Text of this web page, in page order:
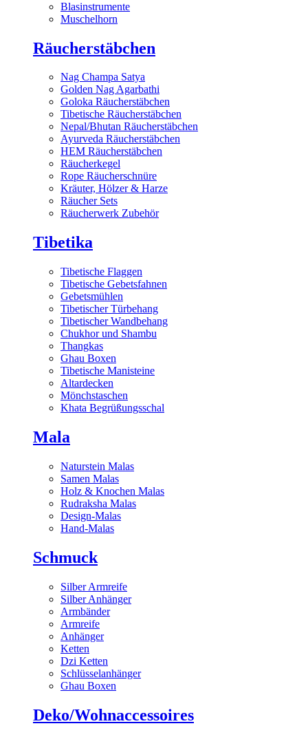
Blasinstrumente
Muschelhorn
Räucherstäbchen
Nag Champa Satya
Golden Nag Agarbathi
Goloka Räucherstäbchen
Tibetische Räucherstäbchen
Nepal/Bhutan Räucherstäbchen
Ayurveda Räucherstäbchen
HEM Räucherstäbchen
Räucherkegel
Rope Räucherschnüre
Kräuter, Hölzer & Harze
Räucher Sets
Räucherwerk Zubehör
Tibetika
Tibetische Flaggen
Tibetische Gebetsfahnen
Gebetsmühlen
Tibetischer Türbehang
Tibetischer Wandbehang
Chukhor und Shambu
Thangkas
Ghau Boxen
Tibetische Manisteine
Altardecken
Mönchstaschen
Khata Begrüßungsschal
Mala
Naturstein Malas
Samen Malas
Holz & Knochen Malas
Rudraksha Malas
Design-Malas
Hand-Malas
Schmuck
Silber Armreife
Silber Anhänger
Armbänder
Armreife
Anhänger
Ketten
Dzi Ketten
Schlüsselanhänger
Ghau Boxen
Deko/Wohnaccessoires